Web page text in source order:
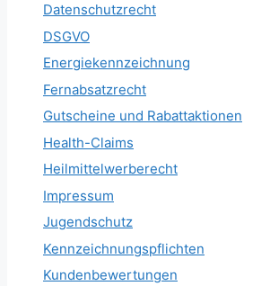
Datenschutzrecht
DSGVO
Energiekennzeichnung
Fernabsatzrecht
Gutscheine und Rabattaktionen
Health-Claims
Heilmittelwerberecht
Impressum
Jugendschutz
Kennzeichnungspflichten
Kundenbewertungen